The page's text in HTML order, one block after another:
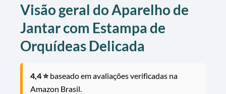
Visão geral do Aparelho de
Jantar com Estampa de
Orquídeas Delicada
4,4 ⭐baseado em avaliações verificadas na
Amazon Brasil.